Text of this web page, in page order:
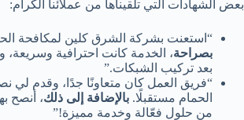
بعض الشهادات التي تلقيناها من عملائنا الكرام:
“استعنت بشركة الشرق كلين لمكافحة
بصراحة، الخدمة كانت احترافية
بعد تركيب الشبكات.”
“فريق العمل كان متعاونًا جدًا، وقدم لي
الحمام مستقبلًا. بالإضافة إلى ذلك، أنصح
من حلول فعّالة وخدمة مميزة!”